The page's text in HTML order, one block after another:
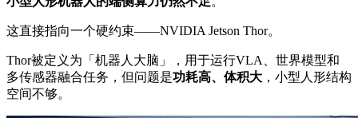
这直接指向一个硬约束——NVIDIA Jetson Thor。
Thor被定义为「机器人大脑」，用于运行VLA、世界模型和
多传感器融合任务，但问题是功耗高、体积大 ，小型人形结构
空间不够。